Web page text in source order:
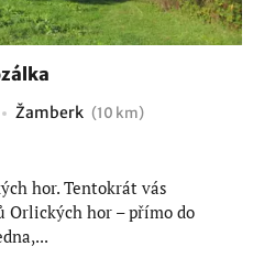
Žamberk (10 km)
hor. Tentokrát vás
Orlických hor – přímo do